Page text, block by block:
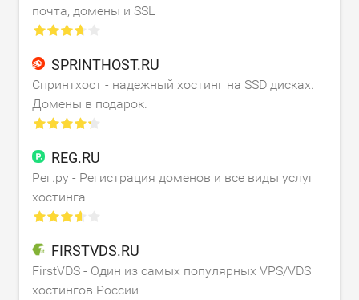
почта, домены и SSL
SPRINTHOST.RU
Спринтхост - надежный хостинг на SSD дисках.
Домены в подарок.
REG.RU
Рег.ру - Регистрация доменов и все виды услуг
хостинга
FIRSTVDS.RU
FirstVDS - Один из самых популярных VPS/VDS
хостингов России